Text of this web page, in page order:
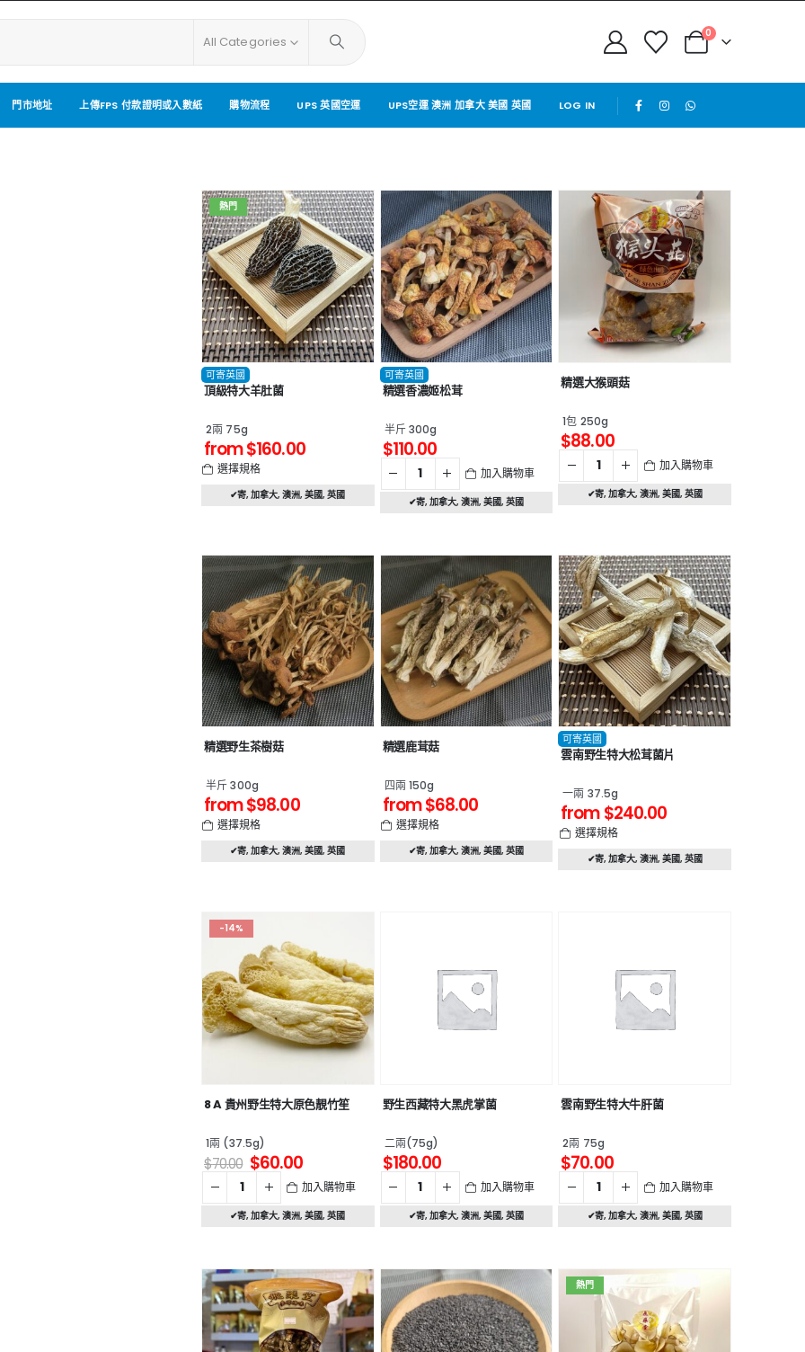
All Categories
0
門市地址 上傳FPS 付款證明或入數紙 購物流程 UPS 英國空運 UPS空運 澳洲 加拿大 美國 英國 LOG IN
熱門
可寄英國
頂級特大羊肚菌
2兩 75g
from$160.00
選擇規格
✔寄,加拿大,澳洲,美國,英國
可寄英國
精選香濃姬松茸
半斤 300g
$110.00
加入購物車
✔寄, 加拿大, 澳洲, 美國, 英國
精選大猴頭菇
1包 250g
$88.00
加入購物車
✔寄, 加拿大, 澳洲, 美國, 英國
精選野生茶樹菇
半斤 300g
from$98.00
選擇規格
✔寄,加拿大,澳洲,美國,英國
精選鹿茸菇
四兩 150g
from$68.00
選擇規格
✔寄, 加拿大, 澳洲, 美國, 英國
可寄英國
雲南野生特大松茸菌片
一兩 37.5g
from $240.00
選擇規格
✔寄, 加拿大, 澳洲, 美國, 英國
-14%
8 A 貴州野生特大原色靚竹笙
1兩 (37.5g)
$70.00 $60.00
加入購物車
✔寄,加拿大,澳洲,美國,英國
野生西藏特大黑虎掌菌
二兩(75g)
$180.00
加入購物車
✔寄, 加拿大, 澳洲, 美國, 英國
雲南野生特大牛肝菌
2兩 75g
$70.00
加入購物車
✔寄, 加拿大, 澳洲, 美國, 英國
熱門